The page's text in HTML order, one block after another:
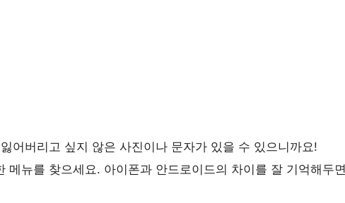
어버리고 싶지 않은 사진이나 문자가 있을 수 있으니까요!
메뉴를 찾으세요. 아이폰과 안드로이드의 차이를 잘 기억해두면